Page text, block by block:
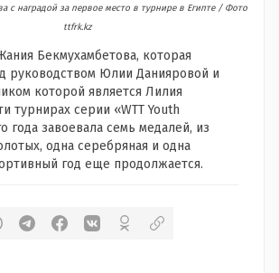
с наградой за первое место в турнире в Египте / Фото
ttfrk.kz
Бекмухамбетова, которая
руководством Юлии Данияровой и
которой является Лилия
турнирах серии «WTT Youth
года завоевала семь медалей, из
одна серебряная и одна
год еще продолжается.